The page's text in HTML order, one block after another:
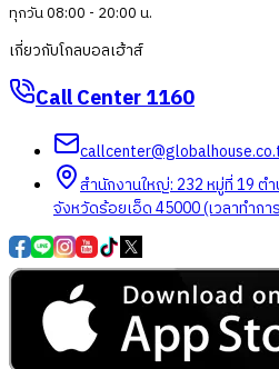
ทุกวัน 08:00 - 20:00 น.
เกี่ยวกับโกลบอลเฮ้าส์
Call Center1160
สำนักงานใหญ่: 232 หมู่ที่ 19 ต
จังหวัดร้อยเอ็ด 45000 (เวลาทำกา